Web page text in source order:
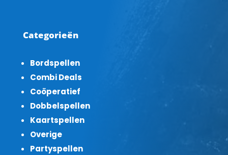
Categorieën
Bordspellen
Combi Deals
Coöperatief
Dobbelspellen
Kaartspellen
Overige
Partyspellen